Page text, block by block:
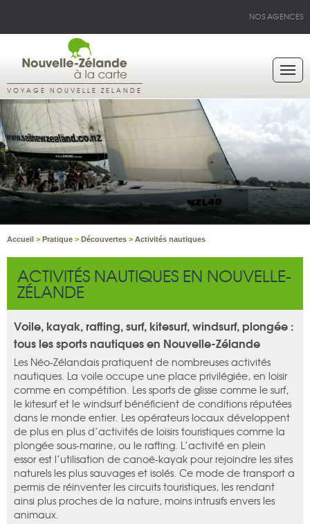
NOS AGENCES
VOYAGE NOUVELLE ZELANDE
Accueil > Pratique > Découvertes > Activités nautiques
ACTIVITÉS NAUTIQUES EN NOUVELLE-
ZÉLANDE
Voile, kayak, rafting, surf, kitesurf, windsurf, plongée :
tous les sports nautiques en Nouvelle-Zélande
Les Néo-Zélandais pratiquent de nombreuses activités
nautiques. La voile occupe une place privilégiée, en loisir
comme en compétition. Les sports de glisse comme le surf,
le kitesurf et le windsurf bénéficient de conditions réputées
dans le monde entier. Les opérateurs locaux développent
de plus en plus d’activités de loisirs touristiques comme la
plongée sous-marine, ou le rafting. L’activité en plein
essor est l’utilisation de canoë-kayak pour rejoindre les sites
naturels les plus sauvages et isolés. Ce mode de transport a
permis de réinventer les circuits touristiques, les rendant
ainsi plus proches de la nature, moins intrusifs envers les
animaux.